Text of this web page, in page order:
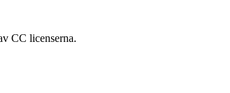
CC licenserna.